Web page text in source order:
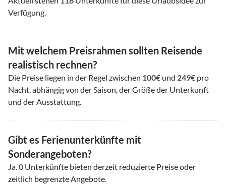
Verfügung.
Mit welchem Preisrahmen sollten Reisende
realistisch rechnen?
Die Preise liegen in der Regel zwischen 100€ und 249€ pro
Nacht, abhängig von der Saison, der Größe der Unterkunft
und der Ausstattung.
Gibt es Ferienunterkünfte mit
Sonderangeboten?
Ja.0 Unterkünfte bieten derzeit reduzierte Preise oder
zeitlich begrenzte Angebote.